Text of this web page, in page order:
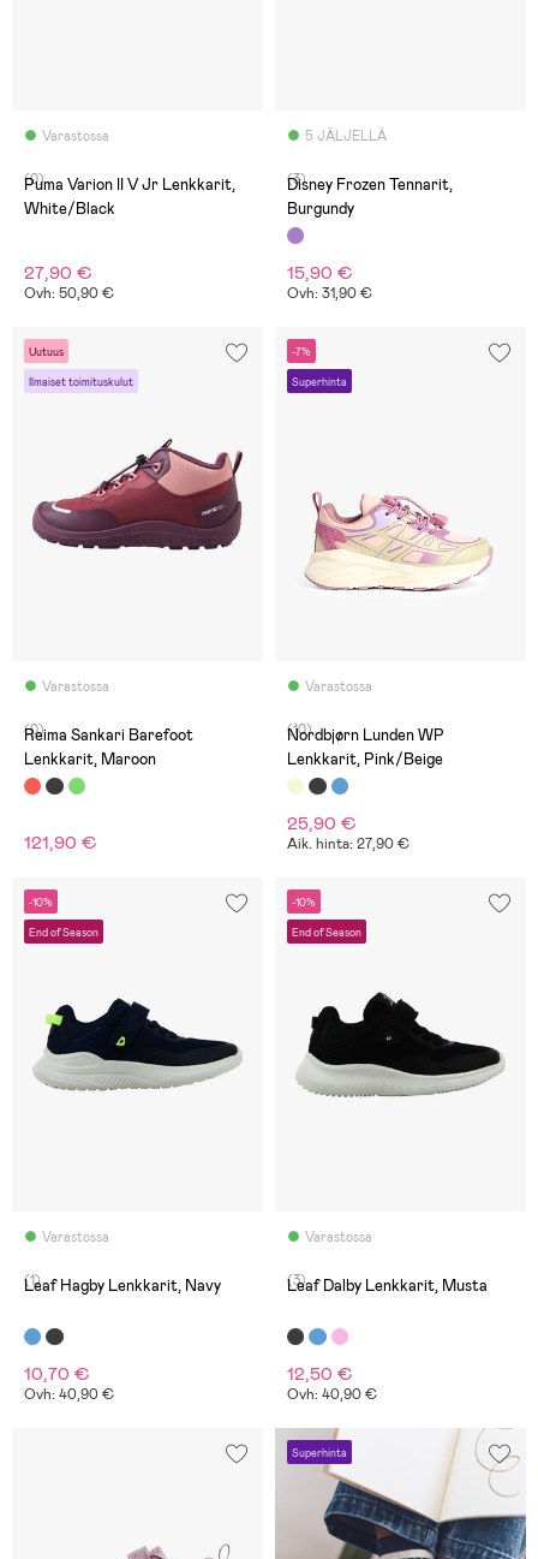
Varastossa
(0)
Puma Varion II V Jr Lenkkarit,
White/Black
27,90 €
Ovh: 50,90 €
5 JÄLJELLÄ
(3)
Disney Frozen Tennarit,
Burgundy
15,90 €
Ovh: 31,90 €
Uutuus
Ilmaiset toimituskulut
Varastossa
(0)
Reima Sankari Barefoot
Lenkkarit, Maroon
121,90 €
-7%
Superhinta
Varastossa
(10)
Nordbjørn Lunden WP
Lenkkarit, Pink/Beige
25,90 €
Aik. hinta: 27,90 €
-10%
End of Season
Varastossa
(1)
Leaf Hagby Lenkkarit, Navy
10,70 €
Ovh: 40,90 €
-10%
End of Season
Varastossa
(3)
Leaf Dalby Lenkkarit, Musta
12,50 €
Ovh: 40,90 €
Superhinta